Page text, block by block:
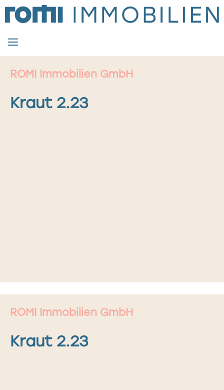
Zum
Inhalt
springen
MENÜ
ROMI Immobilien GmbH
Kraut 2.23
ROMI Immobilien GmbH
Kraut 2.23